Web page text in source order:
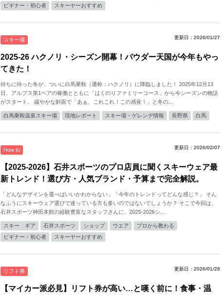
ビギナー・初心者
スキーヤーおすすめ
スキー場 更新日：2026/01/27
2025-26 ハクノリ・シーズン開幕！パウダー天国が今年もやっ
てきた！
待ちに待った冬が、ついに白馬乗鞍（通称：ハクノリ）に降臨しました！ 2025年12月13
日、アルプス第1ペアの稼働とともに「はくのりファミリーコース」から今シーズンの物語
がスタート。 緩やかな斜面で「あぁ、これこれ！この感覚！」と冬の...
白馬乗鞍温泉スキー場 現地レポート スキー場・ゲレンデ情報 長野県 白馬
How to 更新日：2026/02/07
【2025-2026】石井スポーツのプロ店員に聞くスキーウェア最
新トレンド！選び方・人気ブランド・予算まで完全解説。
「どんなデザインを選べばいいかわからない」「今年のトレンドってどんな感じ？」 そん
なふうにスキーウェア選びで迷っている方も多いのではないでしょうか？ そこで今回は、
石井スポーツ神田本館の経験豊富なスタッフさんに、2025-2026シ...
スキー ギア 石井スポーツ ショップ ウエア
プロから教わる
ビギナー・初心者
スキーヤーおすすめ
リフト券 更新日：2026/01/28
【マイカー派必見】リフト券が高い…と嘆く前に！食事・温